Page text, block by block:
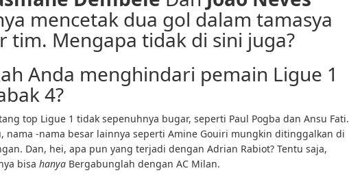
mencetak dua gol dalam tamasya
tim. Mengapa tidak di sini juga?
Anda menghindari pemain Ligue 1
4?
top Ligue 1 tidak sepenuhnya bugar, seperti Paul Pogba dan Ansu Fati.
nama -nama besar lainnya seperti Amine Gouiri mungkin ditinggalkan di
Dan, hei, apa pun yang terjadi dengan Adrian Rabiot? Tentu saja,
bisa hanya Bergabunglah dengan AC Milan.